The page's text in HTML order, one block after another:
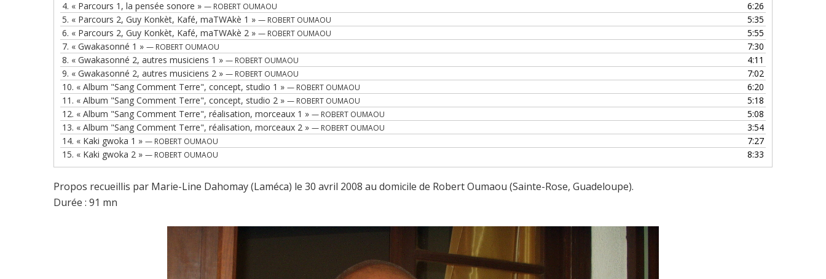
ou
diminuer
volume.
4. « Parcours 1, la pensée sonore » — ROBERT OUMAOU
6:26
5. « Parcours 2, Guy Konkèt, Kafé, maTWAkè 1 » — ROBERT OUMAOU
5:35
6. « Parcours 2, Guy Konkèt, Kafé, maTWAkè 2 » — ROBERT OUMAOU
5:55
7. « Gwakasonné 1 » — ROBERT OUMAOU
7:30
8. « Gwakasonné 2, autres musiciens 1 » — ROBERT OUMAOU
4:11
9. « Gwakasonné 2, autres musiciens 2 » — ROBERT OUMAOU
7:02
10. « Album "Sang Comment Terre", concept, studio 1 » — ROBERT OUMAOU
6:20
11. « Album "Sang Comment Terre", concept, studio 2 » — ROBERT OUMAOU
5:18
12. « Album "Sang Comment Terre", réalisation, morceaux 1 » — ROBERT OUMAOU
5:08
13. « Album "Sang Comment Terre", réalisation, morceaux 2 » — ROBERT OUMAOU
3:54
14. « Kaki gwoka 1 » — ROBERT OUMAOU
7:27
15. « Kaki gwoka 2 » — ROBERT OUMAOU 8:33
Propos recueillis par Marie-Line Dahomay (Laméca) le 30 avril 2008 au domicile de Robert Oumaou (Sainte-Rose, Guadeloupe).
Durée : 91 mn